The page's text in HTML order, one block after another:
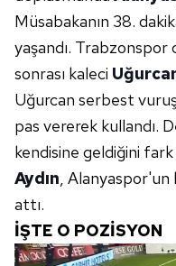
Müsabakanın 38.
yaşandı. Trabzonspor
sonrası kaleci
Uğurcan serbest
pas vererek kullandı.
kendisine geldiğini
Aydın, Alanyaspor'un
attı.
İŞTE O POZİSYON